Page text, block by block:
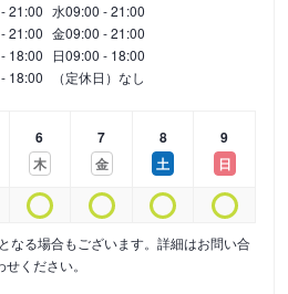
21:00 水09:00 - 21:00
21:00 金09:00 - 21:00
18:00 日09:00 - 18:00
18:00 （定休日）なし
6
木
7
金
8
土
9
日
なる場合もございます。詳細はお問い合
せください。